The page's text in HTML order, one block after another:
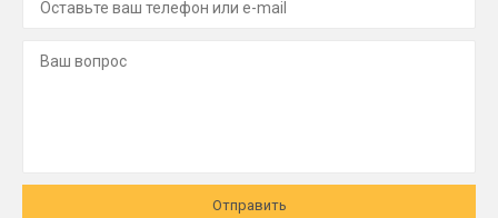
Отправить